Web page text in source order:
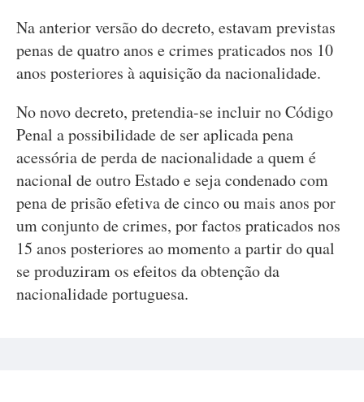
Na anterior versão do decreto, estavam previstas
penas de quatro anos e crimes praticados nos 10
anos posteriores à aquisição da nacionalidade.
No novo decreto, pretendia-se incluir no Código
Penal a possibilidade de ser aplicada pena
acessória de perda de nacionalidade a quem é
nacional de outro Estado e seja condenado com
pena de prisão efetiva de cinco ou mais anos por
um conjunto de crimes, por factos praticados nos
15 anos posteriores ao momento a partir do qual
se produziram os efeitos da obtenção da
nacionalidade portuguesa.